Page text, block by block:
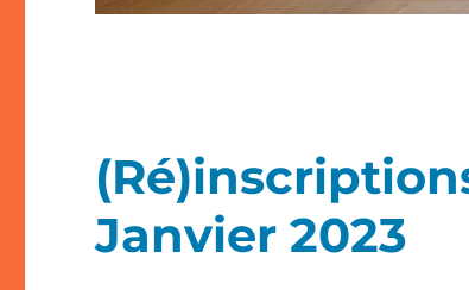
Janvier 2023